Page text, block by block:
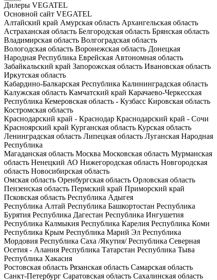
Дилеры VEGATEL
Основной сайт VEGATEL
Алтайский край Амурская область Архангельская область
Астраханская область Белгородская область Брянская область
Владимирская область Волгоградская область
Вологодская область Воронежская область Донецкая
Народная Республика Еврейская Автономная область
Забайкальский край Запорожская область Ивановская область
Иркутская область
Кабардино-Балкарская Республика Калининградская область
Калужская область Камчатский край Карачаево-Черкесская
Республика Кемеровская область - Кузбасс Кировская область
Костромская область
Краснодарский край - Краснодар Краснодарский край - Сочи
Красноярский край Курганская область Курская область
Ленинградская область Липецкая область Луганская Народная
Республика
Магаданская область Москва Московская область Мурманская
область Ненецкий АО Нижегородская область Новгородская
область Новосибирская область
Омская область Оренбургская область Орловская область
Пензенская область Пермский край Приморский край
Псковская область Республика Адыгея
Республика Алтай Республика Башкортостан Республика
Бурятия Республика Дагестан Республика Ингушетия
Республика Калмыкия Республика Карелия Республика Коми
Республика Крым Республика Марий Эл Республика
Мордовия Республика Саха /Якутия/Республика Северная
Осетия - Алания Республика Татарстан Республика Тыва
Республика Хакасия
Ростовская область Рязанская область Самарская область
Санкт-Петербург Саратовская область Сахалинская область